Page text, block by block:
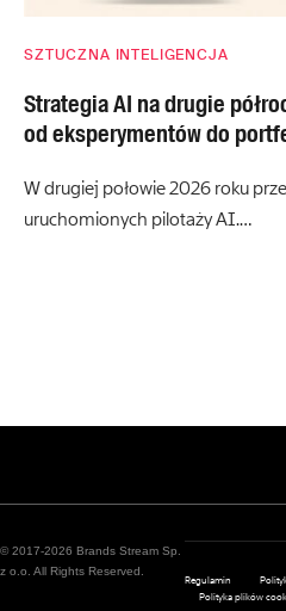
SZTUCZNA INTELIGENCJA
Strategia AI na drugie
od eksperymentów do
W drugiej połowie 2026 roku
uruchomionych pilotaży AI.…
© 2017-2026 Brands Stream Sp.
z o.o. All Rights Reserved.
Regulamin
Polityka plików